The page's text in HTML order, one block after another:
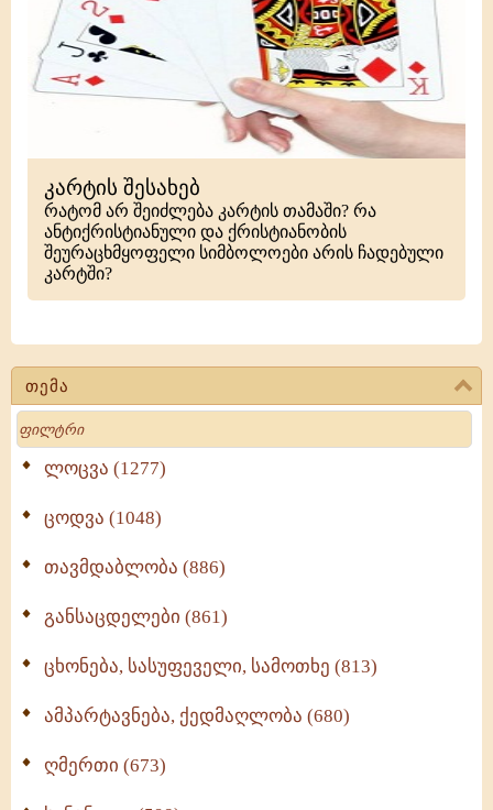
თემა
Search
ლოცვა (1277)
ცოდვა (1048)
თავმდაბლობა (886)
განსაცდელები (861)
ცხონება, სასუფეველი, სამოთხე (813)
ამპარტავნება, ქედმაღლობა (680)
ღმერთი (673)
კარტის შესახებ
რატომ არ შეიძლება კარტის თამაში? რა
ანტიქრისტიანული და ქრისტიანობის
შეურაცხმყოფელი სიმბოლოები არის ჩადებული
კარტში?